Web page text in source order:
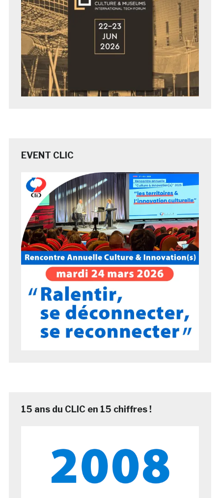
EVENT CLIC
15 ans du CLIC en 15 chiffres !